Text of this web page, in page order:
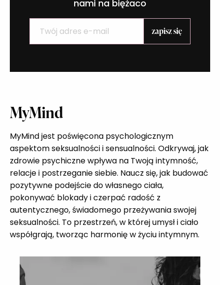
nami na biężaco
MyMind
MyMind jest poświęcona psychologicznym
aspektom seksualności i sensualności. Odkrywaj, jak
zdrowie psychiczne wpływa na Twoją intymność,
relacje i postrzeganie siebie. Naucz się, jak budować
pozytywne podejście do własnego ciała,
pokonywać blokady i czerpać radość z
autentycznego, świadomego przeżywania swojej
seksualności. To przestrzeń, w której umysł i ciało
współgrają, tworząc harmonię w życiu intymnym.